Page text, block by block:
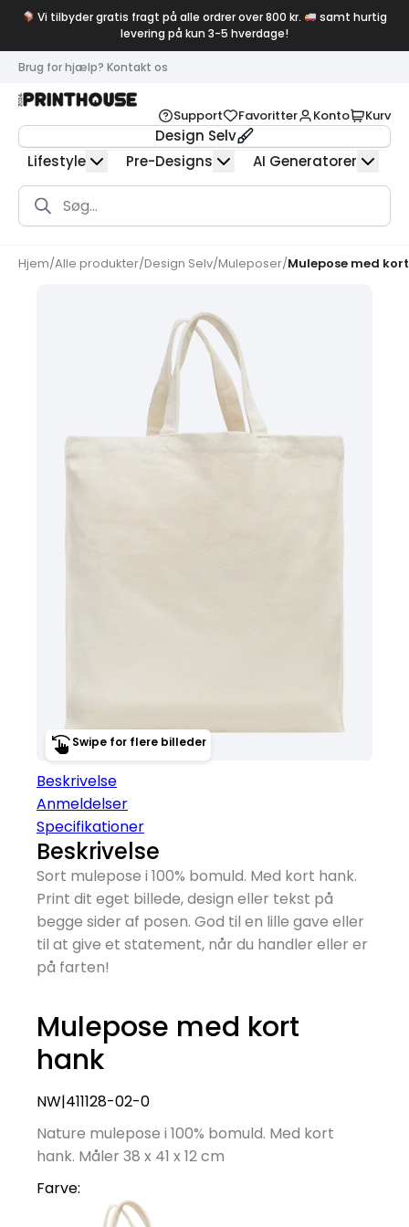
Vi tilbyder gratis fragt på alle ordrer over 800 kr.
samt hurtig
levering på kun 3-5 hverdage!
Brug for hjælp? Kontakt os
Support Favoritter Konto Kurv
Design Selv
Lifestyle
Pre-Designs AI Generatorer
Products
search
Hjem/Alle produkter/Design Selv/Muleposer/Mulepose med
Swipe for flere billeder
Beskrivelse
Anmeldelser
Specifikationer
Beskrivelse
Sort mulepose i 100% bomuld. Med kort hank.
Print dit eget billede, design eller tekst på
begge sider af posen. God til en lille gave eller
til at give et statement, når du handler eller er
på farten!
Mulepose med kort
hank
NW|411128-02-0
Nature mulepose i 100% bomuld. Med kort
hank. Måler 38 x 41 x 12 cm
Farve: